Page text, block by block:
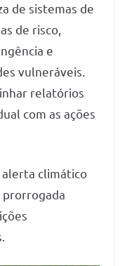
de sistemas de
de risco,
e
vulneráveis.
relatórios
com as ações
alerta climático
prorrogada